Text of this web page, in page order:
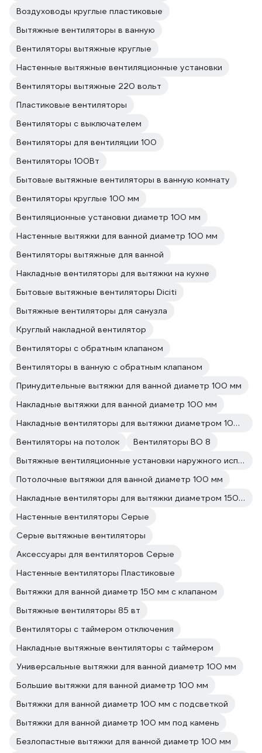
Воздуховоды круглые пластиковые
Вытяжные вентиляторы в ванную
Вентиляторы вытяжные круглые
Настенные вытяжные вентиляционные установки
Вентиляторы вытяжные 220 вольт
Пластиковые вентиляторы
Вентиляторы с выключателем
Вентиляторы для вентиляции 100
Вентиляторы 100Вт
Бытовые вытяжные вентиляторы в ванную комнату
Вентиляторы круглые 100 мм
Вентиляционные установки диаметр 100 мм
Настенные вытяжки для ванной диаметр 100 мм
Вентиляторы вытяжные для ванной
Накладные вентиляторы для вытяжки на кухне
Бытовые вытяжные вентиляторы Diciti
Вытяжные вентиляторы для санузла
Круглый накладной вентилятор
Вентиляторы с обратным клапаном
Вентиляторы в ванную с обратным клапаном
Принудительные вытяжки для ванной диаметр 100 мм
Накладные вытяжки для ванной диаметр 100 мм
Накладные вентиляторы для вытяжки диаметром 100 мм
Вентиляторы на потолок
Вентиляторы ВО 8
Вытяжные вентиляционные установки наружного исполнения
Потолочные вытяжки для ванной диаметр 100 мм
Накладные вентиляторы для вытяжки диаметром 150 мм
Настенные вентиляторы Серые
Серые вытяжные вентиляторы
Аксессуары для вентиляторов Серые
Настенные вентиляторы Пластиковые
Вытяжки для ванной диаметр 150 мм с клапаном
Вытяжные вентиляторы 85 вт
Вентиляторы с таймером отключения
Накладные вытяжные вентиляторы с таймером
Универсальные вытяжки для ванной диаметр 100 мм
Большие вытяжки для ванной диаметр 100 мм
Вытяжки для ванной диаметр 100 мм с подсветкой
Вытяжки для ванной диаметр 100 мм под камень
Безлопастные вытяжки для ванной диаметр 100 мм